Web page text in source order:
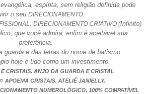
espírita, sem religião definida pode
o seu DIRECIONAMENTO.
DIRECIONAMENTO CRIATIVO (Infinito)
que você admira, enfim é aceitável sua
preferência.
guarda e das letras do nome de batismo.
hoje é tido como um investimento.
CRISTAIS. ANJO DA GUARDA E CRISTAL
APOEMA CRISTAIS. ATELIÊ JANIELLY.
NUMEROLÓGICO, 100% COMPATÍVEL